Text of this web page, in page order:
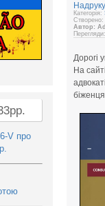
V про
Категорія:
Створено:
Автор:
Дорогі
На
біженця